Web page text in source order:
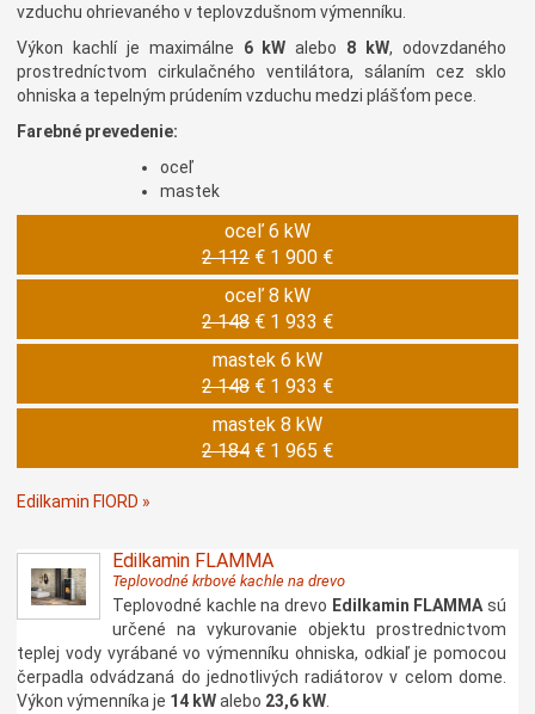
vzduchu ohrievaného v teplovzdušnom výmenníku.
Výkon kachlí je maximálne 6 kW alebo 8 kW, odovzdaného
prostredníctvom cirkulačného ventilátora, sálaním cez sklo
ohniska a tepelným prúdením vzduchu medzi plášťom pece.
Farebné prevedenie:
oceľ
mastek
oceľ 6 kW
2 112 € 1 900 €
oceľ 8 kW
2 148 € 1 933 €
mastek 6 kW
2 148 € 1 933 €
mastek 8 kW
2 184 € 1 965 €
Edilkamin FIORD »
Edilkamin FLAMMA
Teplovodné krbové kachle na drevo
Teplovodné kachle na drevo Edilkamin FLAMMA sú
určené na vykurovanie objektu prostrednictvom
teplej vody vyrábané vo výmenníku ohniska, odkiaľ je pomocou
čerpadla odvádzaná do jednotlivých radiátorov v celom dome.
Výkon výmenníka je 14 kWalebo 23,6 kW